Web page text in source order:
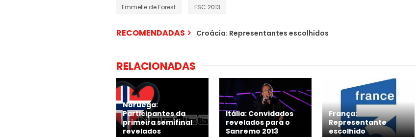
Emmelie de Forest ESC 2013
RECOMENDADAS Croácia: Representantes escolhidos
RELACIONADAS
Noruega:
Participantes da
primeira semifinal
revelados
Itália: Convidados
revelados para o
Sanremo 2013
França:
Representante
escolhido